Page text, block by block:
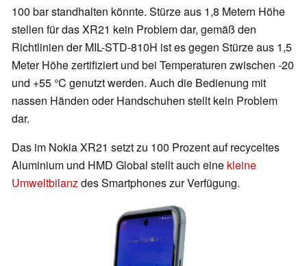
100 bar standhalten könnte. Stürze aus 1,8 Metern Höhe
stellen für das XR21 kein Problem dar, gemäß den
Richtlinien der MIL-STD-810H ist es gegen Stürze aus 1,5
Meter Höhe zertifiziert und bei Temperaturen zwischen -20
und +55 °C genutzt werden. Auch die Bedienung mit
nassen Händen oder Handschuhen stellt kein Problem
dar.
Das im Nokia XR21 setzt zu 100 Prozent auf recyceltes
Aluminium und HMD Global stellt auch eine kleine
Umweltbilanzdes Smartphones zur Verfügung.